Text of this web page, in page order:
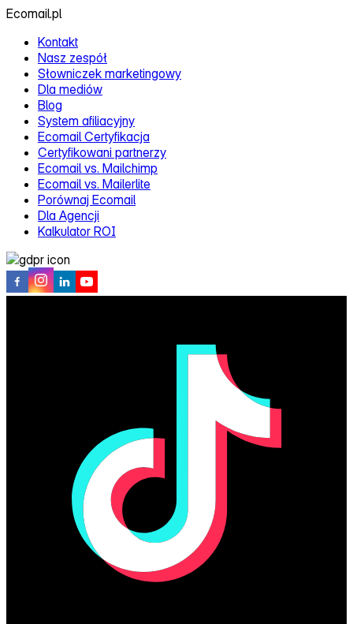
Ecomail.pl
Kontakt
Nasz zespół
Słowniczek marketingowy
Dla mediów
Blog
System afiliacyjny
Ecomail Certyfikacja
Certyfikowani partnerzy
Ecomail vs. Mailchimp
Ecomail vs. Mailerlite
Porównaj Ecomail
Dla Agencji
Kalkulator ROI